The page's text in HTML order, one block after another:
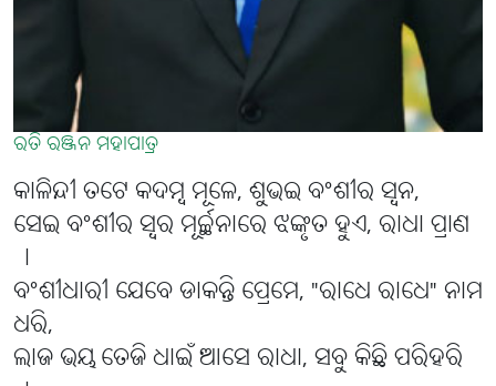
ରତି ରଞ୍ଜନ ମହାପାତ୍ର
କାଳିନ୍ଦୀ ତଟେ କଦମ୍ବ ମୂଳେ, ଶୁଭଇ ବଂଶୀର ସ୍ବନ,
ସେଇ ବଂଶୀର ସ୍ବର ମୂର୍ଚ୍ଛନାରେ ଝଙ୍କୃତ ହୁଏ, ରାଧା ପ୍ରାଣ
।
ବଂଶୀଧାରୀ ଯେବେ ଡାକନ୍ତି ପ୍ରେମେ, "ରାଧେ ରାଧେ" ନାମ
ଧରି,
ଲାଜ ଭୟ ତେଜି ଧାଇଁ ଆସେ ରାଧା, ସବୁ କିଛି ପରିହରି